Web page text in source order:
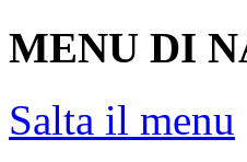
MENU DI
Salta il menu